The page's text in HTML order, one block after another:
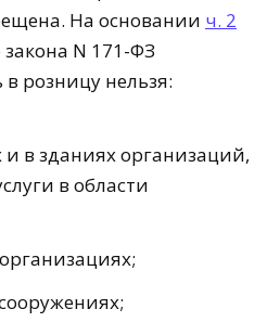
На основании ч. 2
N 171-ФЗ
розницу нельзя:
в зданиях организаций,
в области